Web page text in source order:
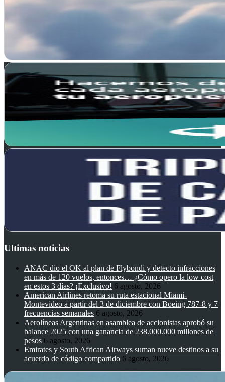
Ultimas noticias
ANAC dio el OK al plan de Flybondi y detecto infracciones
en más de 120 vuelos, entonces… ¿Cómo opero la low cost
en estos 3 días? ¡Exclusivo! 6 agosto, 2026
American Airlines retoma su ruta estacional Miami-
Montevideo a partir del 3 de diciembre con Boeing 787-8 y 7
frecuencias semanales 6 agosto, 2026
Aerolíneas Argentinas en asamblea de accionistas aprobó su
balance 2025 con una ganancia de 238.000.000 millones de
pesos 6 agosto, 2026
Emirates y South African Airways suman nueve destinos a su
acuerdo de código compartido 6 agosto, 2026